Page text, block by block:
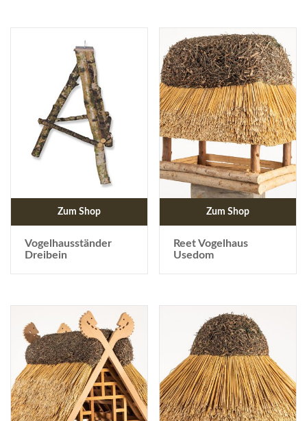
Zum Shop
Vogelhausständer
Dreibein
Zum Shop
Reet Vogelhaus
Usedom